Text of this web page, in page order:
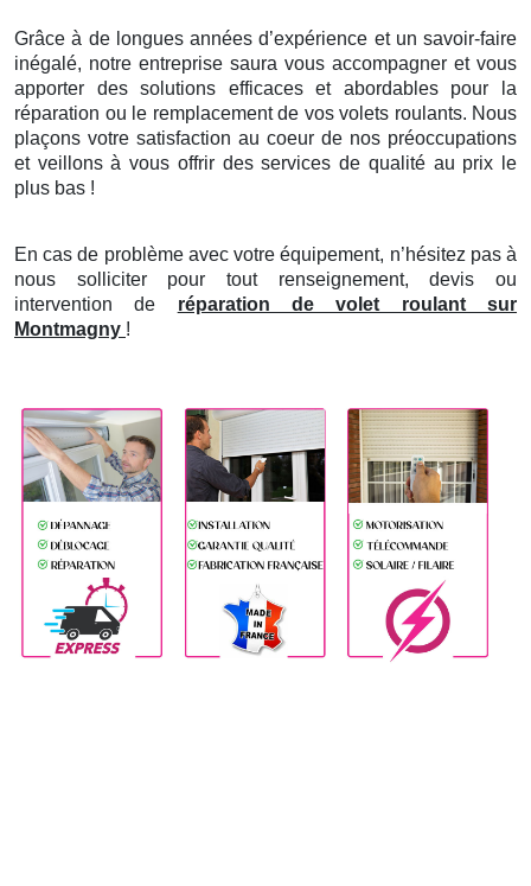
Grâce à de longues années d’expérience et un savoir-faire
inégalé, notre entreprise saura vous accompagner et vous
apporter des solutions efficaces et abordables pour la
réparation ou le remplacement de vos volets roulants. Nous
plaçons votre satisfaction au coeur de nos préoccupations
et veillons à vous offrir des services de qualité au prix le
plus bas !
En cas de problème avec votre équipement, n’hésitez pas à
nous solliciter pour tout renseignement, devis ou
intervention de réparation de volet roulant sur
Montmagny !